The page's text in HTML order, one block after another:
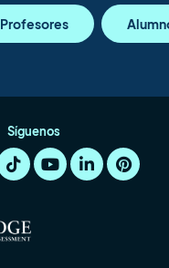
Profesores
Síguenos